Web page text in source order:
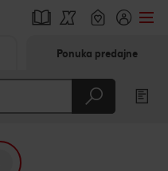
Ponuka predajne